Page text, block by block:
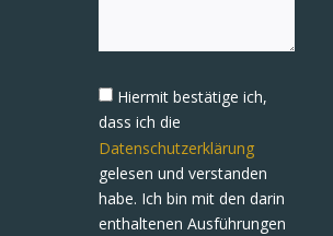
Hiermit bestätige ich,
dass ich die
Datenschutzerklärung
gelesen und verstanden
habe. Ich bin mit den darin
enthaltenen Ausführungen